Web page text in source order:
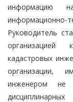
информацию
информационно-
Руководитель
организацией
кадастровых
организации,
инженером